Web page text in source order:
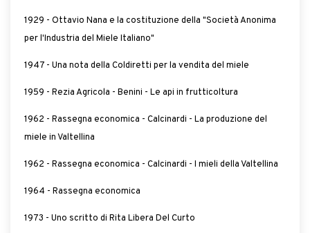
1929 - Ottavio Nana e la costituzione della "Società Anonima
per l'Industria del Miele Italiano"
1947 - Una nota della Coldiretti per la vendita del miele
1959 - Rezia Agricola - Benini - Le api in frutticoltura
1962 - Rassegna economica - Calcinardi - La produzione del
miele in Valtellina
1962 - Rassegna economica - Calcinardi - I mieli della Valtellina
1964 - Rassegna economica
1973 - Uno scritto di Rita Libera Del Curto